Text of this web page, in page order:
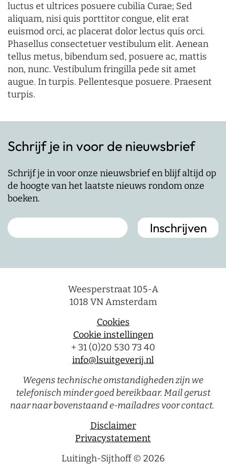
luctus et ultrices posuere cubilia Curae; Sed
aliquam, nisi quis porttitor congue, elit erat
euismod orci, ac placerat dolor lectus quis orci.
Phasellus consectetuer vestibulum elit. Aenean
tellus metus, bibendum sed, posuere ac, mattis
non, nunc. Vestibulum fringilla pede sit amet
augue. In turpis. Pellentesque posuere. Praesent
turpis.
Schrijf je in voor de nieuwsbrief
Schrijf je in voor onze nieuwsbrief en blijf altijd op
de hoogte van het laatste nieuws rondom onze
boeken.
Weesperstraat 105-A
1018 VN Amsterdam
Cookies
Cookie instellingen
+ 31 (0)20 530 73 40
info@lsuitgeverij.nl
Wegens technische omstandigheden zijn we
telefonisch minder goed bereikbaar. Mail gerust
naar naar bovenstaand e-mailadres voor contact.
Disclaimer
Privacystatement
Luitingh-Sijthoff © 2026